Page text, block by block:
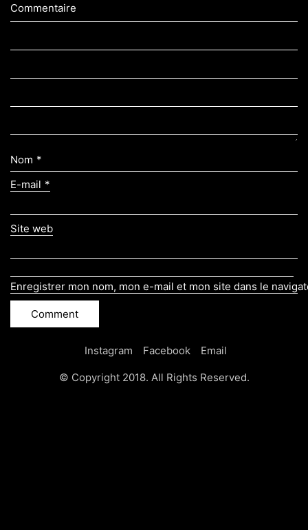
Commentaire
Nom *
E-mail *
Site web
Enregistrer mon nom, mon e-mail et mon site dans le
Instagram Facebook Email
© Copyright 2018. All Rights Reserved.